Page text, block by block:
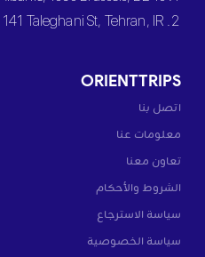
2. L2, 141 Taleghani St, Tehran, IR
ORIENTTRIPS
اتصل بنا
معلومات عنا
تعاون معنا
الشروط والأحكام
سياسة الاسترجاع
سياسة الخصوصية